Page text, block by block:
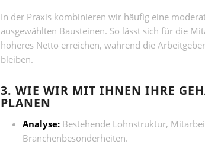
In der Praxis kombinieren wir häufig eine
ausgewählten Bausteinen. So lässt sich für die
höheres Netto erreichen, während die
bleiben.
3. WIE WIR MIT IHNEN IHRE
PLANEN
Analyse: Bestehende Lohnstruktur,
Branchenbesonderheiten.